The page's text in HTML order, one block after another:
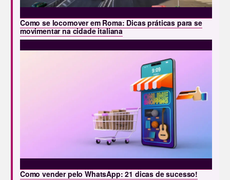
Como se locomover em Roma: Dicas práticas para se
movimentar na cidade italiana
Como vender pelo WhatsApp: 21 dicas de sucesso!